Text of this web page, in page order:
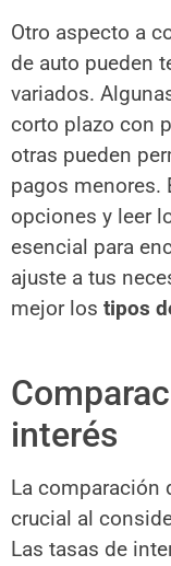
Otro aspecto a
de auto pueden
variados.
corto plazo con
otras pueden
pagos menores.
opciones y leer
esencial para
ajuste a tus
mejor los tipos
interés
La comparación
crucial al
Las tasas de